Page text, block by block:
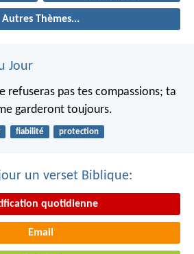
Autres Thèmes...
Jour
refuseras pas tes compassions; ta
garderont toujours.
fiabilité protection
un verset Biblique:
quotidienne
Email